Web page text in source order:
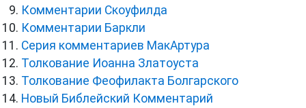
Комментарии Скоуфилда
Комментарии Баркли
Серия комментариев МакАртура
Толкование Иоанна Златоуста
Толкование Феофилакта Болгарского
Новый Библейский Комментарий